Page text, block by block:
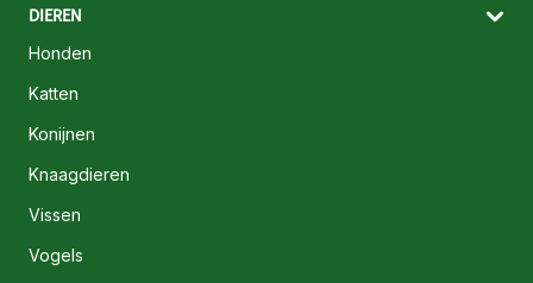
DIEREN
Honden
Katten
Konijnen
Knaagdieren
Vissen
Vogels